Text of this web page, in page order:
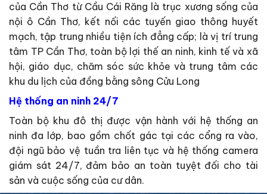
của Cần Thơ từ Cầu Cái Răng là trục xương sống của
nội ô Cần Thơ, kết nối các tuyến giao thông huyết
mạch, tập trung nhiều tiện ích đẳng cấp; là vị trí trung
tâm TP Cần Thơ, toàn bộ lợi thế an ninh, kinh tế và xã
hội, giáo dục, chăm sóc sức khỏe và trung tâm các
khu du lịch của đồng bằng sông Cửu Long
Hệ thống an ninh 24/7
Toàn bộ khu đô thị được vận hành với hệ thống an
ninh đa lớp, bao gồm chốt gác tại các cổng ra vào,
đội ngũ bảo vệ tuần tra liên tục và hệ thống camera
giám sát 24/7, đảm bảo an toàn tuyệt đối cho tài
sản và cuộc sống của cư dân.